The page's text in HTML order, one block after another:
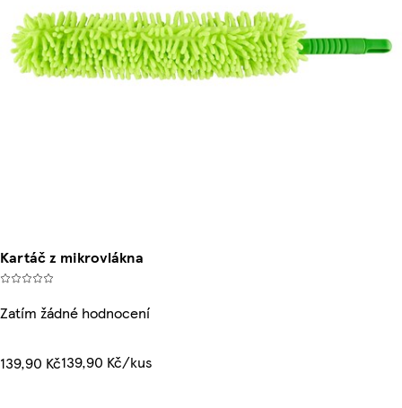
Kartáč z mikrovlákna
Zatím žádné hodnocení
139,90 Kč139,90 Kč/kus